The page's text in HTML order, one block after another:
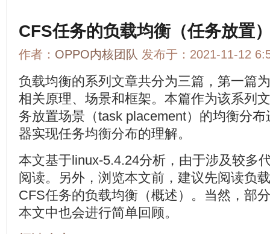
CFS任务的负载均衡（任务放置
作者： OPPO内核团队 发布于：2021-11-12
负载均衡的系列文章共分为三篇，第一篇
相关原理、场景和框架。本篇作为该系列
务放置场景（task placement）的均衡分
器实现任务均衡分布的理解。
本文基于linux-5.4.24分析，由于涉及较多
阅读。另外，浏览本文前，建议先阅读负
CFS任务的负载均衡（概述）。当然，部
本文中也会进行简单回顾。